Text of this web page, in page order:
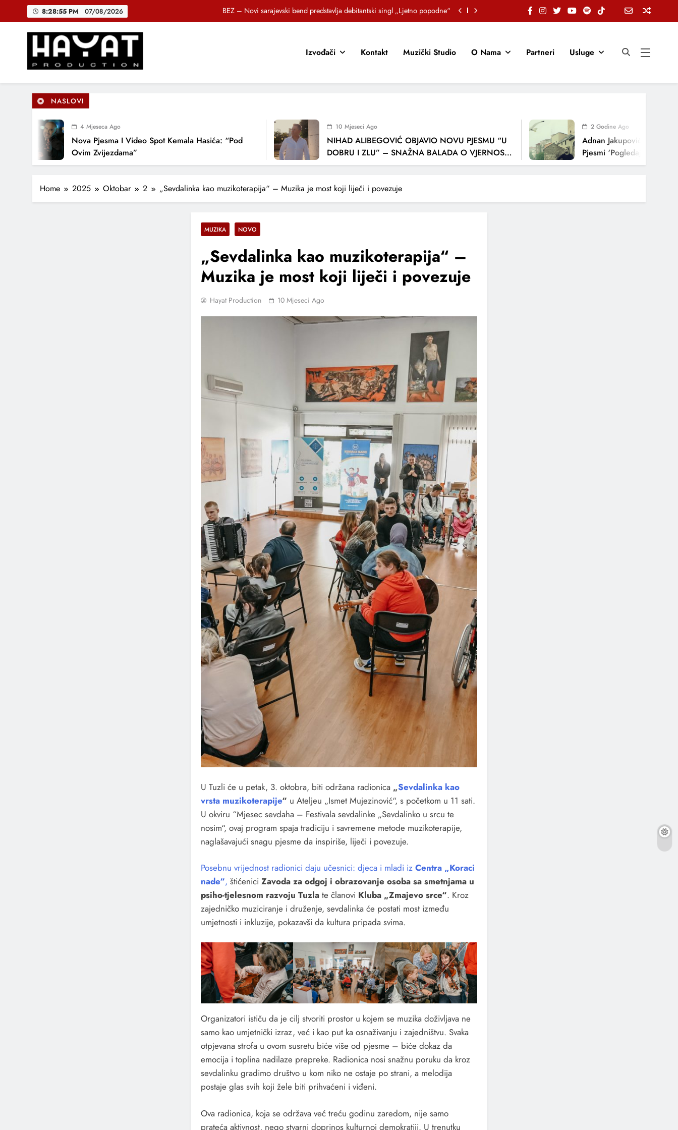
8:28:56 PM 07/08/2026
BEZ – Novi sarajevski bend predstavlja debitantski singl „Ljetno popodne“
DJEČIJI HOR SUNCOKRETI KROZ PJESMU POZVALI MALIŠANE NA DOBRE NAVIKE
DJEČIJI HOR SUNCOKRETI KROZ PJESMU POZVALI MALIŠANE NA DOBRE NAVIKE
Hayat Production
Promocija domaće muzike
Izvođači Kontakt Muzički Studio O Nama Partneri Usluge
NASLOVI
4 Mjeseca Ago
Nova Pjesma I Video Spot Kemala Hasića: “Pod
Ovim Zvijezdama”
10 Mjeseci Ago
NIHAD ALIBEGOVIĆ OBJAVIO NOVU PJESMU “U
DOBRU I ZLU” – SNAŽNA BALADA O VJERNOSTI,
LJUBAVI I VREMENU KOJE NAS MIJENJA
2 Godine Ago
Adnan Jakupović Donosi
Pjesmi ‘Pogledaj Me’
Home 2025 Oktobar 2 „Sevdalinka kao muzikoterapija“ – Muzika je most koji liječi i povezuje
MUZIKA NOVO
„Sevdalinka kao muzikoterapija“ –
Muzika je most koji liječi i povezuje
Hayat Production 10 Mjeseci Ago
U Tuzli će u petak, 3. oktobra, biti održana radionica „Sevdalinka kao
vrsta muzikoterapije“ u Ateljeu „Ismet Mujezinović“, s početkom u 11 sati.
U okviru “Mjesec sevdaha – Festivala sevdalinke „Sevdalinko u srcu te
nosim“, ovaj program spaja tradiciju i savremene metode muzikoterapije,
naglašavajući snagu pjesme da inspiriše, liječi i povezuje.
Posebnu vrijednost radionici daju učesnici: djeca i mladi iz Centra „Koraci
nade“, štićenici Zavoda za odgoj i obrazovanje osoba sa smetnjama u
psiho-tjelesnom razvoju Tuzla te članovi Kluba „Zmajevo srce“. Kroz
zajedničko muziciranje i druženje, sevdalinka će postati most između
umjetnosti i inkluzije, pokazavši da kultura pripada svima.
Organizatori ističu da je cilj stvoriti prostor u kojem se muzika doživljava ne
samo kao umjetnički izraz, već i kao put ka osnaživanju i zajedništvu. Svaka
otpjevana strofa u ovom susretu biće više od pjesme – biće dokaz da
emocija i toplina nadilaze prepreke. Radionica nosi snažnu poruku da kroz
sevdalinku gradimo društvo u kom niko ne ostaje po strani, a melodija
postaje glas svih koji žele biti prihvaćeni i viđeni.
Ova radionica, koja se održava već treću godinu zaredom, nije samo
prateća aktivnost, nego stvarni doprinos kulturnoj demokratiji. U trenutku